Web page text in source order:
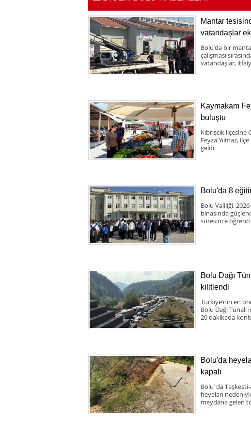
Mantar
vatandaşlar
Bolu’da bir
çalışması
vatandaşlar,
Kaymakam
buluştu
Kıbrıscık
Feyza Yılmaz,
geldi.
Bolu'da 8
Bolu Valiliği,
binasında
süresince
Bolu Dağı
kilitlendi
Türkiye’nin en
Bolu Dağı
20 dakikada
Bolu'da
kapalı
Bolu’ da
heyelan
meydana gelen